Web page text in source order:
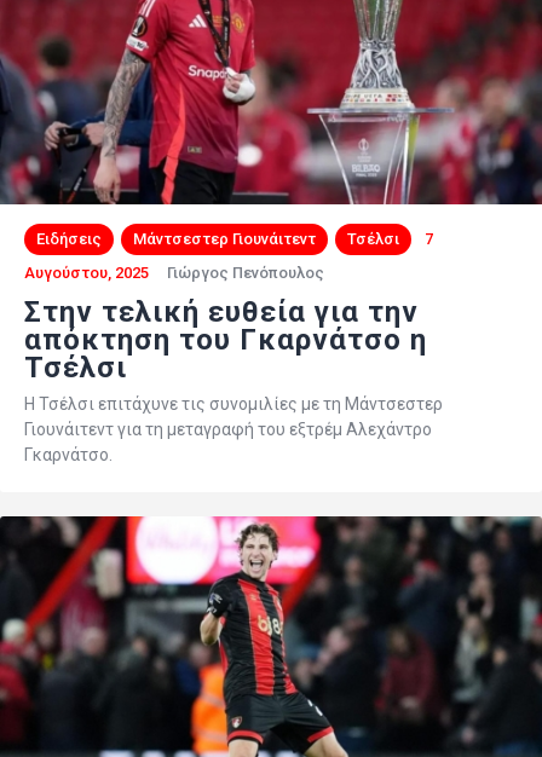
Ειδήσεις Μάντσεστερ Γιουνάιτεντ Τσέλσι
7
Αυγούστου, 2025
Γιώργος Πενόπουλος
Στην τελική ευθεία για την
απόκτηση του Γκαρνάτσο η
Τσέλσι
Η Τσέλσι επιτάχυνε τις συνομιλίες με τη Μάντσεστερ
Γιουνάιτεντ για τη μεταγραφή του εξτρέμ Αλεχάντρο
Γκαρνάτσο.